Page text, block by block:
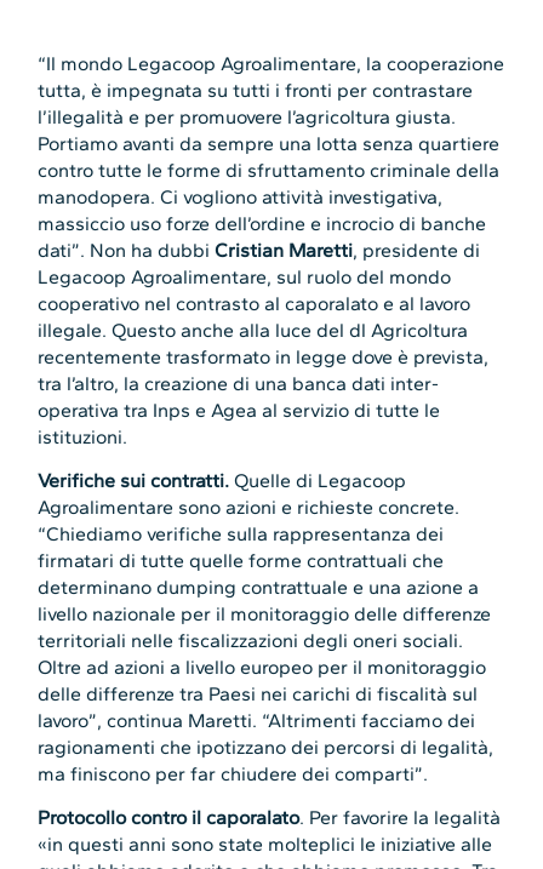
“Il mondo Legacoop Agroalimentare, la cooperazione
tutta, è impegnata su tutti i fronti per contrastare
l’illegalità e per promuovere l’agricoltura giusta.
Portiamo avanti da sempre una lotta senza quartiere
contro tutte le forme di sfruttamento criminale della
manodopera. Ci vogliono attività investigativa,
massiccio uso forze dell’ordine e incrocio di banche
dati”. Non ha dubbiCristian Maretti, presidente di
Legacoop Agroalimentare, sul ruolo del mondo
cooperativo nel contrasto al caporalato e al lavoro
illegale. Questo anche alla luce del dl Agricoltura
recentemente trasformato in legge dove è prevista,
tra l’altro, la creazione di una banca dati inter-
operativa tra Inps e Agea al servizio di tutte le
istituzioni.
Verifiche sui contratti. Quelle di Legacoop
Agroalimentare sono azioni e richieste concrete.
“Chiediamo ⁠verifiche sulla rappresentanza dei
firmatari di tutte quelle forme contrattuali che
determinano dumping contrattuale e una ⁠azione a
livello nazionale per il monitoraggio delle differenze
territoriali nelle fiscalizzazioni degli oneri sociali.
Oltre ad ⁠azioni a livello europeo per il monitoraggio
delle differenze tra Paesi nei carichi di fiscalità sul
lavoro”, continua Maretti. “Altrimenti facciamo dei
ragionamenti che ipotizzano dei percorsi di legalità,
ma finiscono per far chiudere dei comparti”.
Protocollo contro il caporalato. Per favorire la legalità
«in questi anni sono state molteplici le iniziative alle